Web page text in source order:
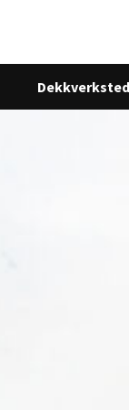
Dekkverksted